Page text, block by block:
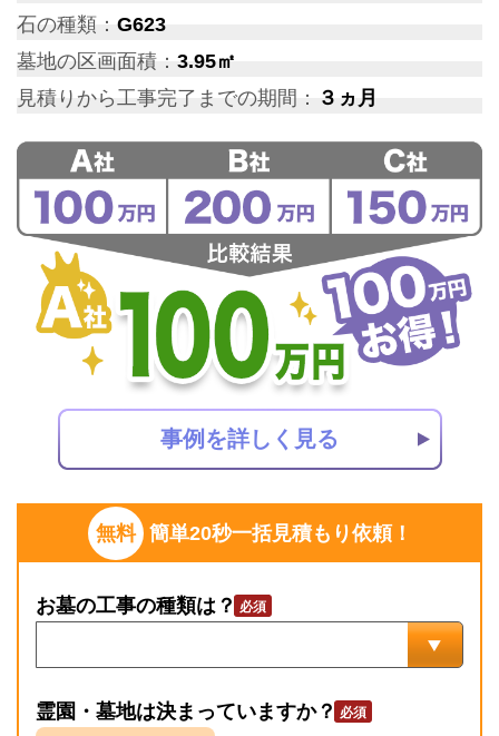
無料 簡単20秒一括見積もり依頼！
お墓の工事の種類は？
霊園・墓地は決まっていますか？
石の種類： G623
墓地の区画面積： 3.95㎡
見積りから工事完了までの期間： ３ヵ月
事例を詳しく見る